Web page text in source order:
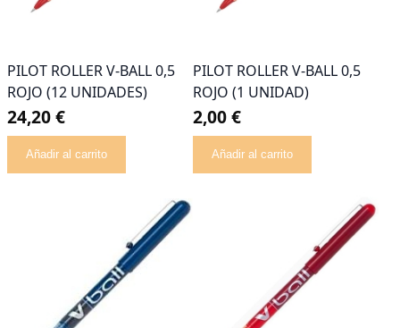
PILOT ROLLER V-BALL 0,5
ROJO (12 UNIDADES)
24,20 €
Añadir al carrito
PILOT ROLLER V-BALL 0,5
ROJO (1 UNIDAD)
2,00 €
Añadir al carrito